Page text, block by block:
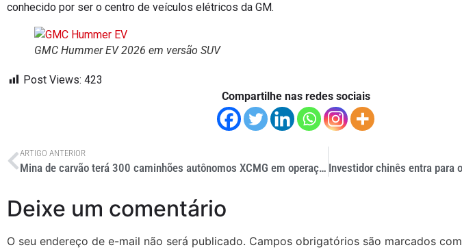
conhecido por ser o centro de veículos elétricos da GM.
GMC Hummer EV 2026 em versão SUV
Post Views: 423
Compartilhe nas redes sociais
ARTIGO ANTERIOR
Mina de carvão terá 300 caminhões autônomos XCMG em operação até 2028
Deixe um comentário
O seu endereço de e-mail não será publicado. Campos obrigatórios são marcados com